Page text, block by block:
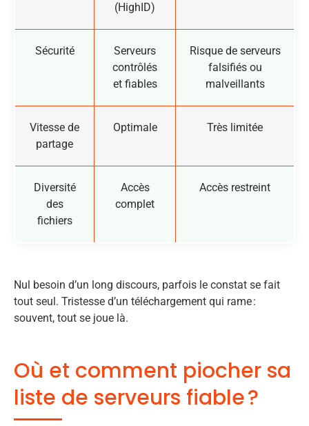
(HighID)
Sécurité
Serveurs
contrôlés
et fiables
Risque de serveurs
falsifiés ou
malveillants
Vitesse de
partage
Optimale Très limitée
Diversité
des
fichiers
Accès
complet
Accès restreint
Nul besoin d’un long discours, parfois le constat se fait
tout seul. Tristesse d’un téléchargement qui rame :
souvent, tout se joue là.
Où et comment piocher sa
liste de serveurs fiable ?